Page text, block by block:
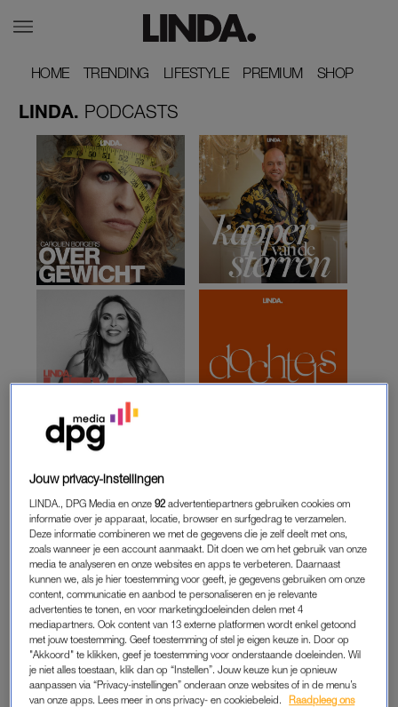
HOME
HOME TRENDING
TRENDING LIFESTYLE
LIFESTYLE PREMIUM
PREMIUM SHOP
SHOP
LINDA. PODCASTS
Jouw privacy-instellingen
LINDA., DPG Media en onze92 advertentiepartners gebruiken cookies om
informatie over je apparaat, locatie, browser en surfgedrag te verzamelen.
Deze informatie combineren we met de gegevens die je zelf deelt met ons,
zoals wanneer je een account aanmaakt. Dit doen we om het gebruik van onze
media te analyseren en onze websites en apps te verbeteren. Daarnaast
kunnen we, als je hier toestemming voor geeft, je gegevens gebruiken om onze
content, communicatie en aanbod te personaliseren en je relevante
advertenties te tonen, en voor marketingdoeleinden delen met 4
mediapartners. Ook content van 13 externe platformen wordt enkel getoond
met jouw toestemming. Geef toestemming of stel je eigen keuze in. Door op
"Akkoord" te klikken, geef je toestemming voor onderstaande doeleinden. Wil
je niet alles toestaan, klik dan op “Instellen”. Jouw keuze kun je opnieuw
aanpassen via “Privacy-instellingen” onderaan onze websites of in de menu’s
van onze apps. Lees meer in ons privacy- en cookiebeleid.
Raadpleeg ons